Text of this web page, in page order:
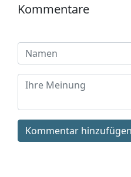
Kommentare
Kommentar hinzufügen